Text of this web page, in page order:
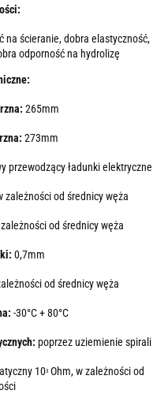
na ścieranie, dobra elastyczność,
odporność na hydrolizę
265mm
273mm
przewodzący ładunki elektryczne
zależności od średnicy węża
od średnicy węża
0,7mm
od średnicy węża
-30°C + 80°C
poprzez uziemienie spirali
103Ohm, w zależności od